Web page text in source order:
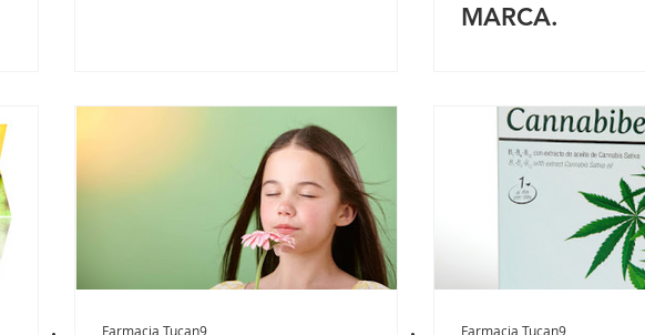
MARCA.
Farmacia Tucan9
Farmacia Tucan9